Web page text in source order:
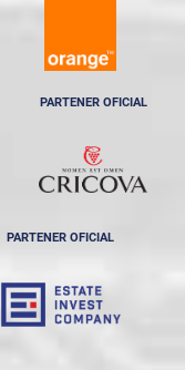
PARTENER OFICIAL
PARTENER OFICIAL